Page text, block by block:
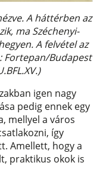
A háttérben az
ma Széchenyi-
A felvétel az
Fortepan/Budapest
igen nagy
pedig ennek egy
mellyel a város
így
Amellett, hogy a
praktikus okok is